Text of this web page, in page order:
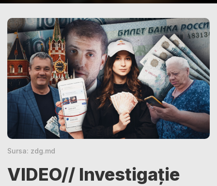
Sursa: zdg.md
VIDEO// Investigație